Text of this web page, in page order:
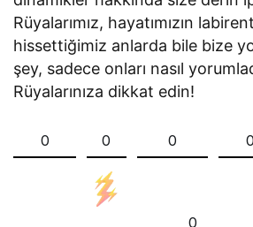
Rüyalarımız, hayatımızın
hissettiğimiz anlarda bile bize
şey, sadece onları nasıl
Rüyalarınıza dikkat edin!
0 0 0 0
0